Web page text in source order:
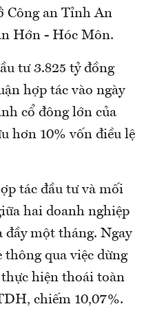
Công an Tỉnh An
Hớn - Hóc Môn.
tư 3.825 tỷ đồng
hợp tác vào ngày
cổ đông lớn của
hơn 10% vốn điều lệ
tác đầu tư và mối
hai doanh nghiệp
đầy một tháng. Ngay
qua việc dừng
hiện thoái toàn
chiếm 10,07%.